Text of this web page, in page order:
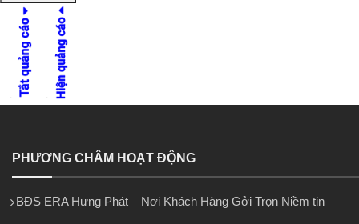
PHƯƠNG CHÂM HOẠT ĐỘNG
BĐS ERA Hưng Phát – Nơi Khách Hàng Gởi Trọn Niềm tin